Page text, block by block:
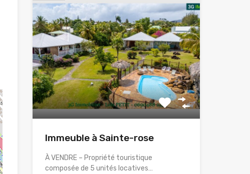
Immeuble à Sainte-rose
À VENDRE – Propriété touristique
composée de 5 unités locatives…